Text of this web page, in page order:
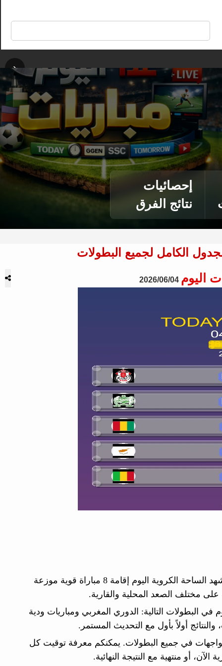
‹
إحصائيات
نتائج الفرق
اليوم 2026/06/04
ننشر لكم جدول مباريات اليوم الخميس 04 يونيو 2026 الشامل حيث تشهد الساحة الكروية اليوم إقامة 8 مباراة قوية موزعة
في البطولات التالية: الدوري المغربي ومباريات ودية
أولاً بأول مع التحديث المستمر.
في جميع البطولات. يمكنكم معرفة توقيت كل
الآن، أو منتهية مع النتيجة النهائية.